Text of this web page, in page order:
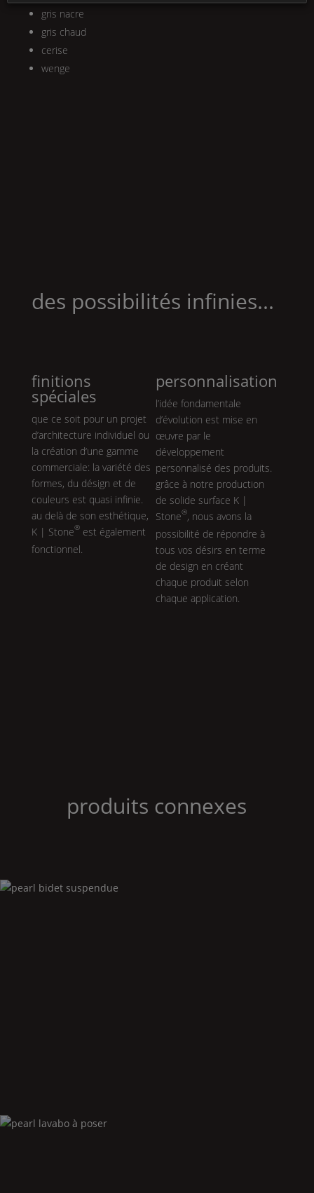
gris nacre
gris chaud
cerise
wenge
des possibilités infinies...
finitions
spéciales
que ce soit pour un projet
d’architecture individuel ou
la création d‘une gamme
commerciale: la variété des
formes, du désign et de
couleurs est quasi infinie.
au delà de son esthétique,
K | Stone®est également
fonctionnel.
personnalisation
l’idée fondamentale
d’évolution est mise en
œuvre par le
développement
personnalisé des produits.
grâce à notre production
de solide surface K |
Stone®, nous avons la
possibilité de répondre à
tous vos désirs en terme
de design en créant
chaque produit selon
chaque application.
produits connexes